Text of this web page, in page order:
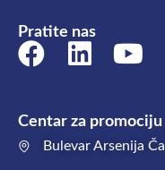
Pratite nas
Centar za
Bulevar Arsenija